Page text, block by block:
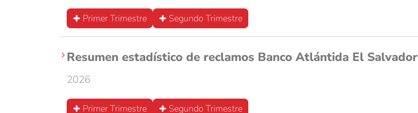
Primer Trimestre Segundo Trimestre
Resumen estadístico de reclamos Banco Atlántida El Salvador
2026
Primer Trimestre Segundo Trimestre